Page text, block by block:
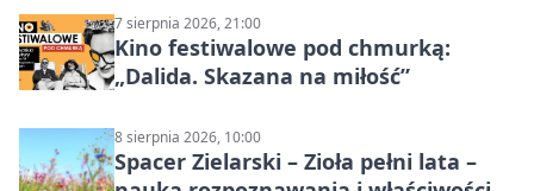
7 sierpnia 2026, 21:00
Kino festiwalowe pod chmurką:
„Dalida. Skazana na miłość”
8 sierpnia 2026, 10:00
Spacer Zielarski – Zioła pełni lata –